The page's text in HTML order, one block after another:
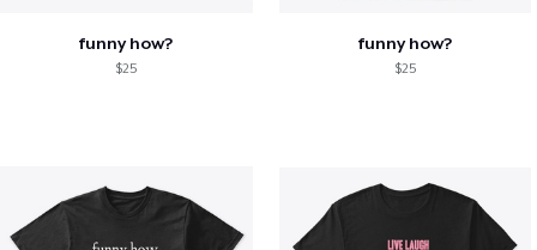
funny how?
$25
funny how?
$25